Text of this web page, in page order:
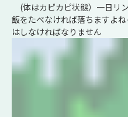
(体はカピカピ状態）一日リ
飯をたべなければ落ちますよ
はしなければなりません